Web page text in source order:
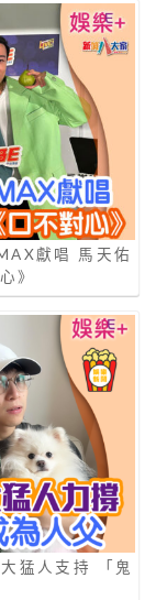
獻唱 馬天佑
》
猛人支持 「鬼